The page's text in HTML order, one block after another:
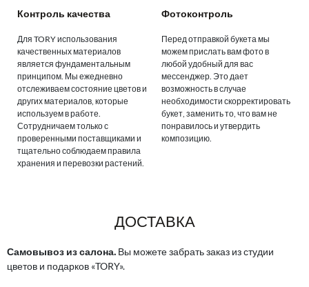
Контроль качества
Для TORY использования
качественных материалов
является фундаментальным
принципом. Мы ежедневно
отслеживаем состояние цветов и
других материалов, которые
используем в работе.
Сотрудничаем только с
проверенными поставщиками и
тщательно соблюдаем правила
хранения и перевозки растений.
Фотоконтроль
Перед отправкой букета мы
можем прислать вам фото в
любой удобный для вас
мессенджер. Это дает
возможность в случае
необходимости скорректировать
букет, заменить то, что вам не
понравилось и утвердить
композицию.
ДОСТАВКА
Самовывоз из салона. Вы можете забрать заказ из студии
цветов и подарков «TORY».